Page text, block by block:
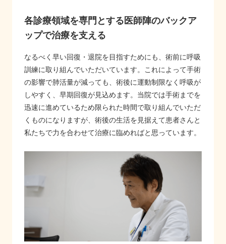
各診療領域を専門とする医師陣のバックア
ップで治療を支える
なるべく早い回復・退院を目指すためにも、術前に呼吸
訓練に取り組んでいただいています。これによって手術
の影響で肺活量が減っても、術後に運動制限なく呼吸が
しやすく、早期回復が見込めます。当院では手術までを
迅速に進めているため限られた時間で取り組んでいただ
くものになりますが、術後の生活を見据えて患者さんと
私たちで力を合わせて治療に臨めればと思っています。